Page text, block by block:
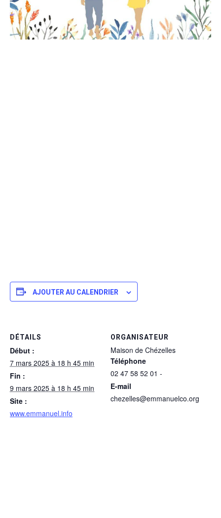
AJOUTER AU CALENDRIER
DÉTAILS
Début :
7 mars 2025 à 18 h 45 min
Fin :
9 mars 2025 à 18 h 45 min
Site :
www.emmanuel.info
ORGANISATEUR
Maison de Chézelles
Téléphone
02 47 58 52 01 -
E-mail
chezelles@emmanuelco.org